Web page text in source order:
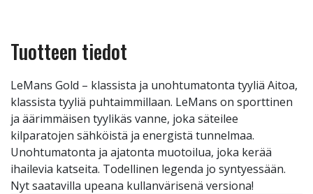
Tuotteen tiedot
LeMans Gold – klassista ja unohtumatonta tyyliä Aitoa,
klassista tyyliä puhtaimmillaan. LeMans on sporttinen
ja äärimmäisen tyylikäs vanne, joka säteilee
kilparatojen sähköistä ja energistä tunnelmaa.
Unohtumatonta ja ajatonta muotoilua, joka kerää
ihailevia katseita. Todellinen legenda jo syntyessään.
Nyt saatavilla upeana kullanvärisenä versiona!